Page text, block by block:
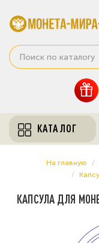
КАТАЛОГ
На главную
КАПСУЛА ДЛЯ